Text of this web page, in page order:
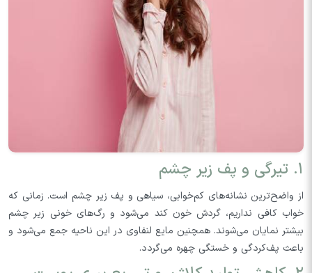
۱. تیرگی و پف زیر چشم
از واضح‌ترین نشانه‌های کم‌خوابی، سیاهی و پف زیر چشم است. زمانی که
خواب کافی نداریم، گردش خون کند می‌شود و رگ‌های خونی زیر چشم
بیشتر نمایان می‌شوند. همچنین مایع لنفاوی در این ناحیه جمع می‌شود و
باعث پف‌کردگی و خستگی چهره می‌گردد.